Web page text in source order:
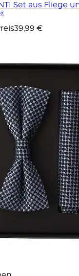
Set aus Fliege
39,99 €